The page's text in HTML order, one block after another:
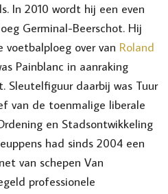
In 2010 wordt hij een even
Germinal-Beerschot. Hij
over van Roland
Painblanc in aanraking
Sleutelfiguur daarbij was Tuur
van de toenmalige liberale
en Stadsontwikkeling
had sinds 2004 een
van schepen Van
professionele